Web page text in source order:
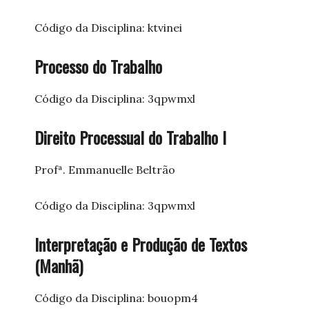
Código da Disciplina: ktvinei
Processo do Trabalho
Código da Disciplina: 3qpwmxl
Direito Processual do Trabalho I
Profª. Emmanuelle Beltrão
Código da Disciplina: 3qpwmxl
Interpretação e Produção de Textos
(Manhã)
Código da Disciplina: bouopm4